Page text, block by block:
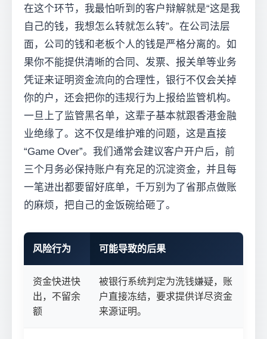
在这个环节，我最怕听到的客户辩解就是“这是我
自己的钱，我想怎么转就怎么转”。在公司法层
面，公司的钱和老板个人的钱是严格分离的。如
果你不能提供清晰的合同、发票、报关单等业务
凭证来证明资金流向的合理性，银行不仅会关掉
你的户，还会把你的违规行为上报给监管机构。
一旦上了监管黑名单，这辈子基本就跟香港金融
业绝缘了。这不仅是维护难的问题，这是直接
“Game Over”。我们通常会建议客户开户后，前
三个月务必保持账户有充足的沉淀资金，并且每
一笔进出都要留好底单，千万别为了省那点做账
的麻烦，把自己的金饭碗给砸了。
风险行为 可能导致的后果
资金快进快
出，不留余
额
被银行系统判定为洗钱嫌疑，账
户直接冻结，要求提供详尽资金
来源证明。